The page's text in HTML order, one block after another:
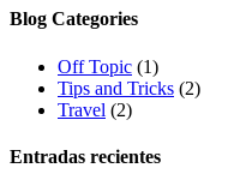
Blog Categories
Off Topic (1)
Tips and Tricks (2)
Travel (2)
Entradas recientes